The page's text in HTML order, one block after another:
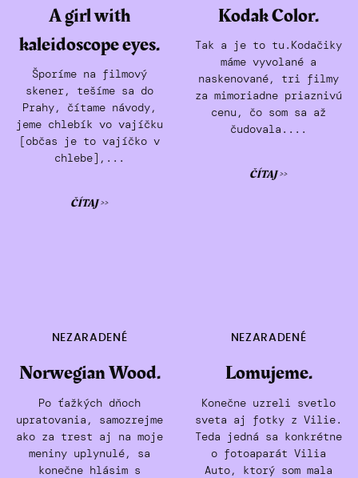
A girl with
kaleidoscope eyes.
Šporíme na filmový
skener, tešíme sa do
Prahy, čítame návody,
jeme chlebík vo vajíčku
[občas je to vajíčko v
chlebe],...
ČÍTAJ >>
Kodak Color.
Tak a je to tu.Kodačiky
máme vyvolané a
naskenované, tri filmy
za mimoriadne priaznivú
cenu, čo som sa až
čudovala....
ČÍTAJ >>
NEZARADENÉ
Norwegian Wood.
Po ťažkých dňoch
upratovania, samozrejme
ako za trest aj na moje
meniny uplynulé, sa
konečne hlásim s
NEZARADENÉ
Lomujeme.
Konečne uzreli svetlo
sveta aj fotky z Vilie.
Teda jedná sa konkrétne
o fotoaparát Vilia
Auto, ktorý som mala